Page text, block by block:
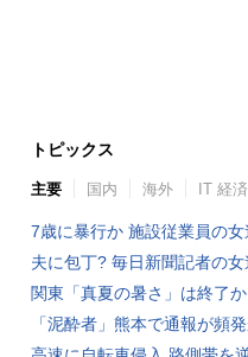
トピックス
主要 国内 海外 IT 経済
7歳に暴行か 施設従業員の女
夫に包丁? 毎日新聞記者の女
関東「真夏の暑さ」は終了か
「泥酔者」熊本で通報が頻